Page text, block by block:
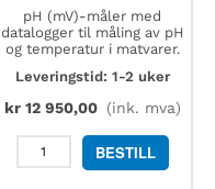
pH (mV)-måler med
datalogger til måling av pH
og temperatur i matvarer.
Leveringstid: 1-2 uker
kr12 950,00 (ink. mva)
Hanna
HI98161
BESTILL